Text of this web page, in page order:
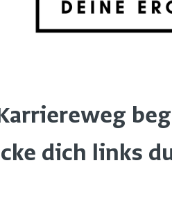
dich links